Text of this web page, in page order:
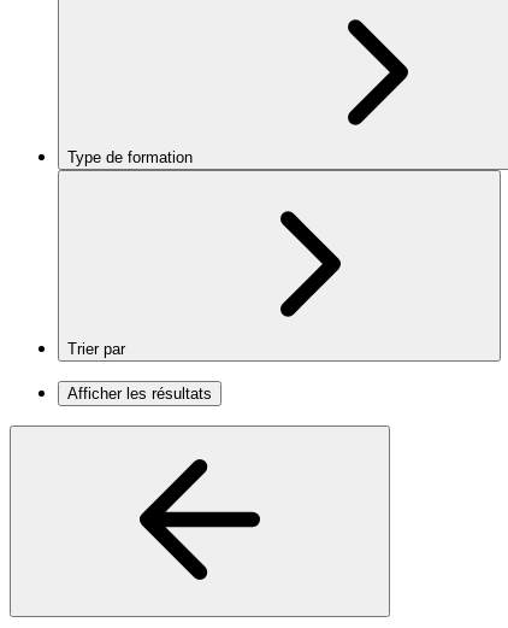
Type de formation
Trier par
Afficher les résultats